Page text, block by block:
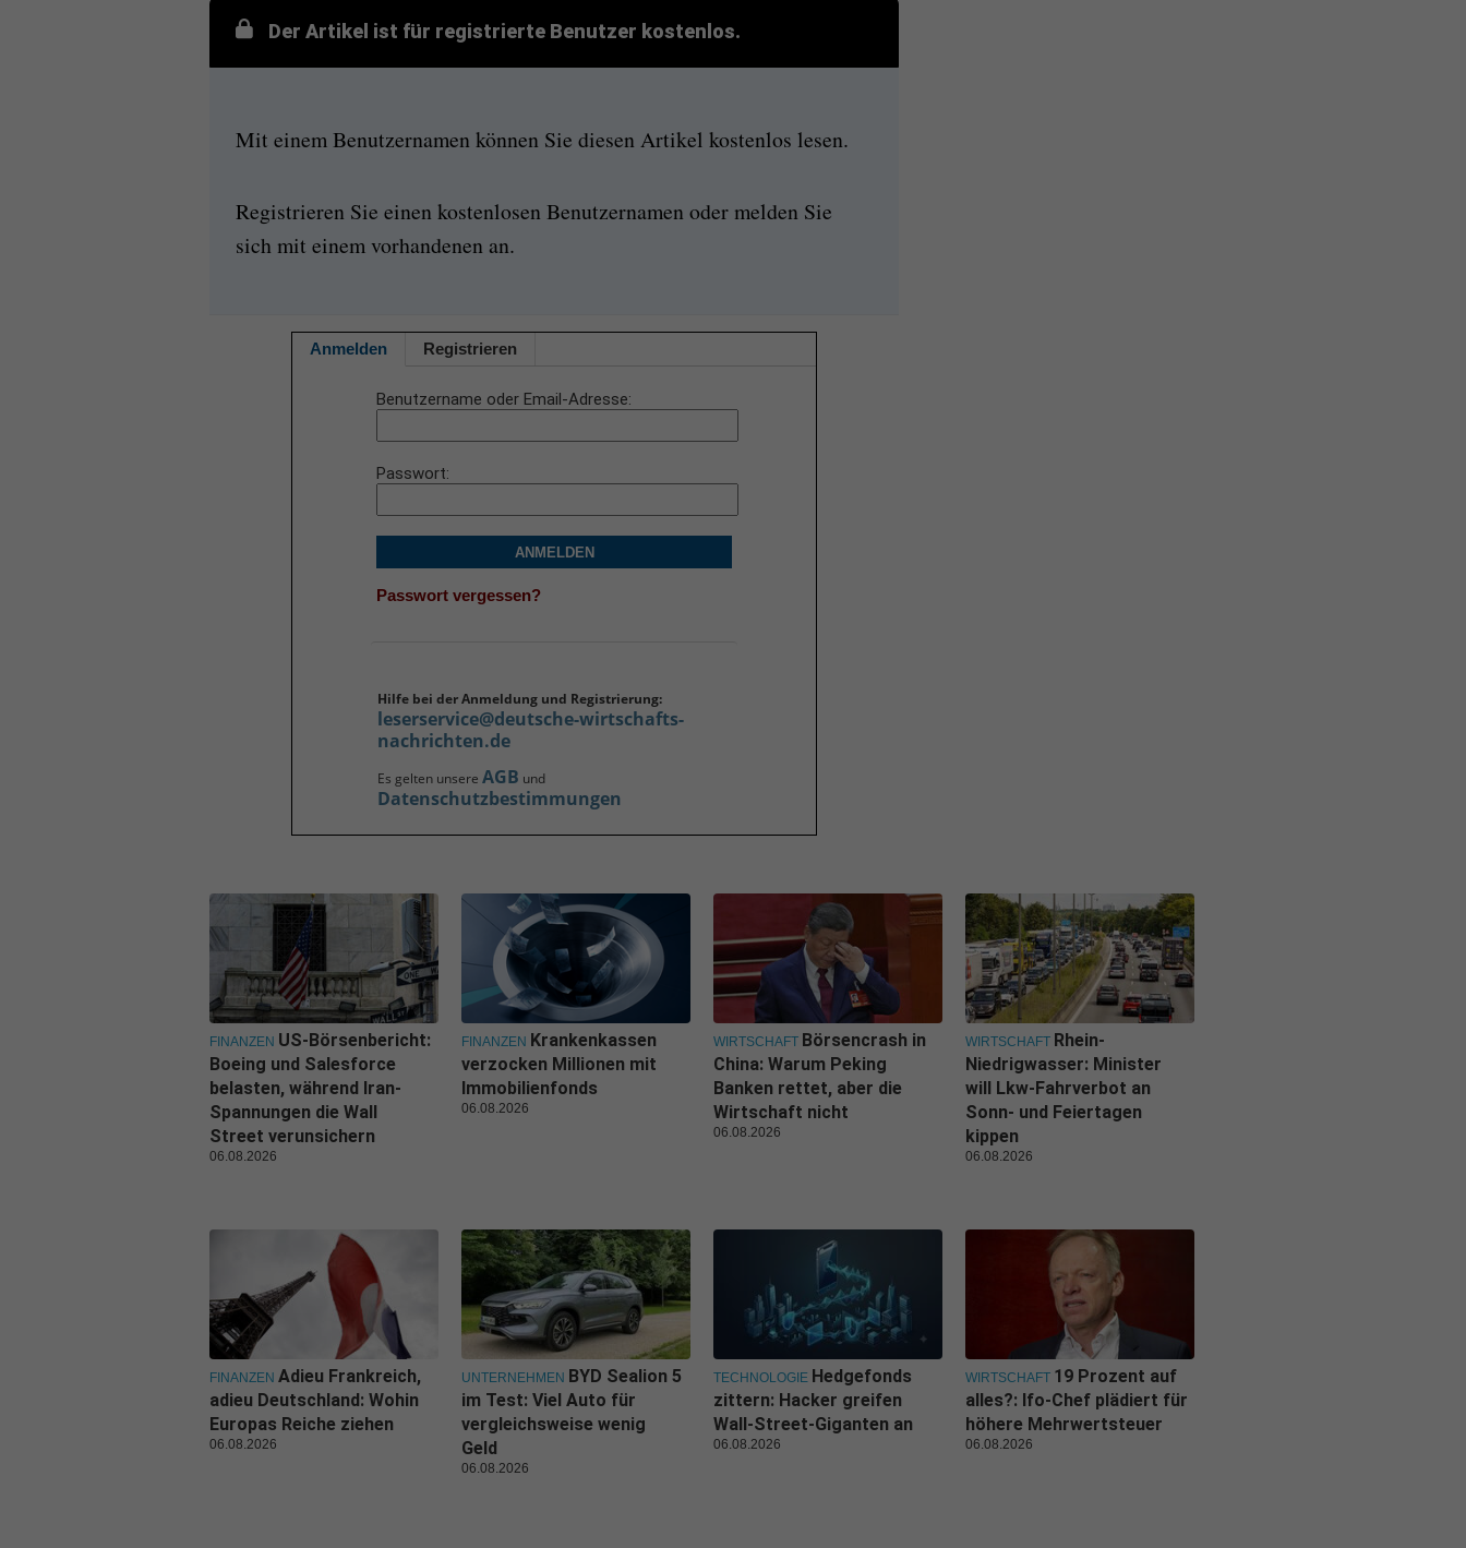
Der Artikel ist für registrierte Benutzer kostenlos.
Mit einem Benutzernamen können Sie diesen Artikel kostenlos lesen.
Registrieren Sie einen kostenlosen Benutzernamen oder melden Sie
sich mit einem vorhandenen an.
Anmelden Registrieren
Benutzername oder Email-Adresse
Passwort
ANMELDEN
Passwort vergessen?
Hilfe bei der Anmeldung und Registrierung:
leserservice@deutsche-wirtschafts-
nachrichten.de
Es gelten unsere AGB und
Datenschutzbestimmungen
FINANZEN US-Börsenbericht:
Boeing und Salesforce
belasten, während Iran-
Spannungen die Wall
Street verunsichern
06.08.2026
FINANZEN Krankenkassen
verzocken Millionen mit
Immobilienfonds
06.08.2026
WIRTSCHAFT Börsencrash in
China: Warum Peking
Banken rettet, aber die
Wirtschaft nicht
06.08.2026
WIRTSCHAFT Rhein-
Niedrigwasser: Minister
will Lkw-Fahrverbot an
Sonn- und Feiertagen
kippen
06.08.2026
FINANZEN Adieu Frankreich,
adieu Deutschland: Wohin
Europas Reiche ziehen
06.08.2026
UNTERNEHMEN BYD Sealion 5
im Test: Viel Auto für
vergleichsweise wenig
Geld
06.08.2026
TECHNOLOGIE Hedgefonds
zittern: Hacker greifen
Wall-Street-Giganten an
06.08.2026
WIRTSCHAFT 19 Prozent auf
alles?: Ifo-Chef plädiert für
höhere Mehrwertsteuer
06.08.2026